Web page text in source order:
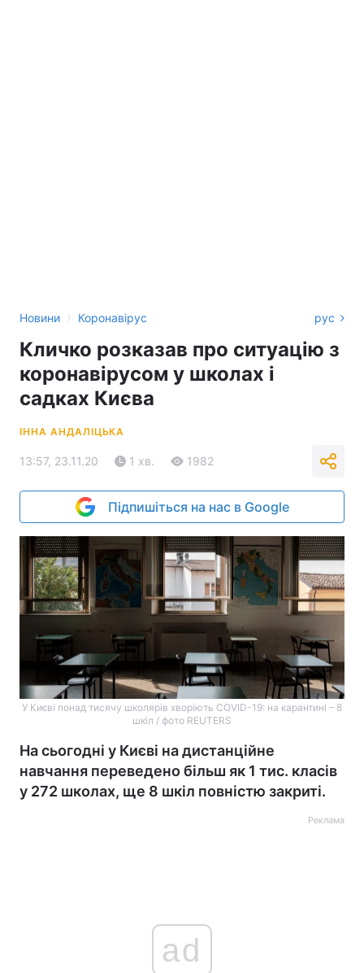
Новини › Коронавірус рус
Кличко розказав про ситуацію з
коронавірусом у школах і
садках Києва
ІННА АНДАЛІЦЬКА
13:57, 23.11.20 1 хв. 1982
Підпишіться на нас в Google
У Києві понад тисячу школярів хворіють COVID-19: на карантині – 8
шкіл / фото REUTERS
На сьогодні у Києві на дистанційне
навчання переведено більш як 1 тис. класів
у 272 школах, ще 8 шкіл повністю закриті.
Реклама
ad